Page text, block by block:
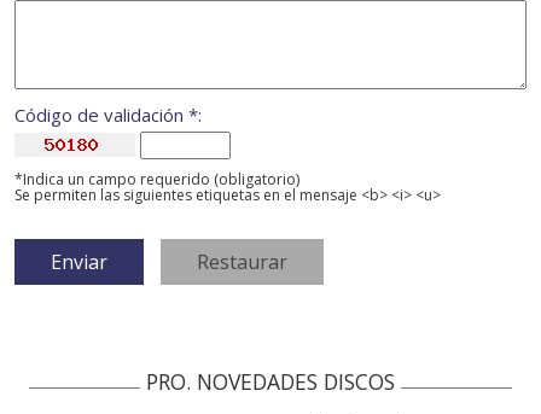
Código de validación *:
*Indica un campo requerido (obligatorio)
Se permiten las siguientes etiquetas en el mensaje <b> <i> <u>
PRO. NOVEDADES DISCOS